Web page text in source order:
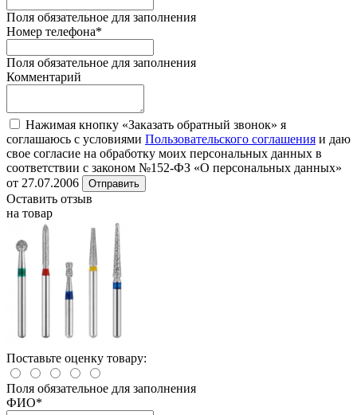
Поля обязательное для заполнения
Номер телефона*
Поля обязательное для заполнения
Комментарий
Нажимая кнопку «Заказать обратный звонок» я
соглашаюсь с условиями Пользовательского соглашения и даю
свое согласие на обработку моих персональных данных в
соответствии с законом №152-ФЗ «О персональных данных»
от 27.07.2006
Отправить
Оставить отзыв
на товар
Поставьте оценку товару:
Поля обязательное для заполнения
ФИО*